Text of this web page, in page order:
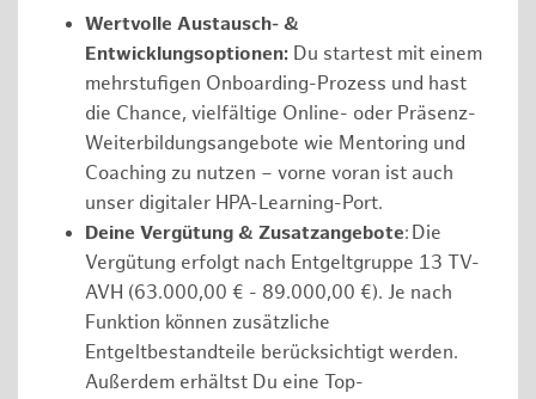
Wertvolle Austausch- &
Entwicklungsoptionen: Du startest mit einem
mehrstufigen Onboarding-Prozess und hast
die Chance, vielfältige Online- oder Präsenz-
Weiterbildungsangebote wie Mentoring und
Coaching zu nutzen – vorne voran ist auch
unser digitaler HPA-Learning-Port.
Deine Vergütung & Zusatzangebote: Die
Vergütung erfolgt nach Entgeltgruppe 13 TV-
AVH (63.000,00 € - 89.000,00 €). Je nach
Funktion können zusätzliche
Entgeltbestandteile berücksichtigt werden.
Außerdem erhältst Du eine Top-